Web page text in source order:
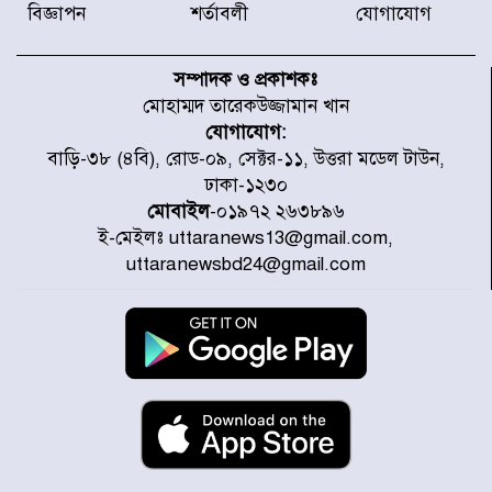
উদ্যোগে উত্তরা ১৩ নং সেক্টর-এ
পরিষ্কার-পরিচ্ছন্নতা অভিযান
ডিএমপির অভিযানে ২৪ ঘণ্টায় গ্রেপ্তার
৫০৪, উদ্ধার মাদক-অস্ত্র
সন্দ্বীপের চরে বিপদে পড়া কচ্ছপ উদ্ধার
সাগরে অবমুক্ত
মাতারবাড়ী পৌঁছে নির্ধারিত কর্মসূচিতে
যোগ দিয়েছেন প্রধানমন্ত্রী
জাতীয় সাংবাদিক সংস্থার পিরোজপুর
জেলা কমিটি অনুমোদন
বিজ্ঞাপন শর্তাবলী যোগাযোগ
সম্পাদক ও প্রকাশকঃ
মোহাম্মদ তারেকউজ্জামান খান
যোগাযোগ:
বাড়ি-৩৮ (৪বি), রোড-০৯, সেক্টর-১১, উত্তরা মডেল টাউন,
ঢাকা-১২৩০
মোবাইল-০১৯৭২ ২৬৩৮৯৬
ই-মেইলঃ uttaranews13@gmail.com,
uttaranewsbd24@gmail.com